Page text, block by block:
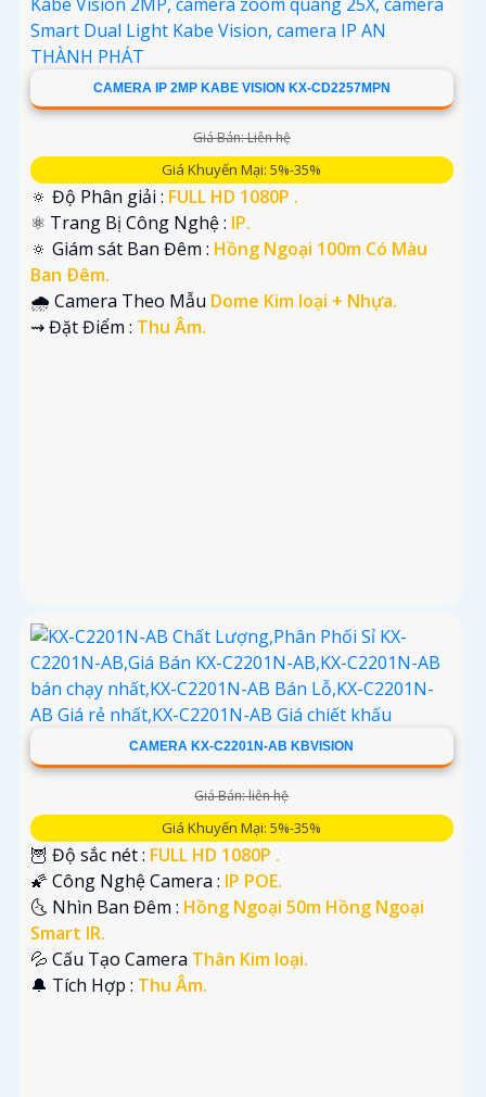
CAMERA IP 2MP KABE VISION KX-CD2257MPN
Giá Bán: Liên hệ
Giá Khuyến Mại: 5%-35%
🔅 Độ Phân giải : FULL HD 1080P .
⚛️ Trang Bị Công Nghệ : IP.
🔅 Giám sát Ban Đêm : Hồng Ngoại 100m Có Màu
Ban Ðêm.
🌧️ Camera Theo Mẫu Dome Kim loại + Nhựa.
️⇝ Đặt Điểm : Thu Âm.
CAMERA KX-C2201N-AB KBVISION
Giá Bán: liên hệ
Giá Khuyến Mại: 5%-35%
🦉 Độ sắc nét : FULL HD 1080P .
🌠 Công Nghệ Camera : IP POE.
🌜 Nhìn Ban Đêm : Hồng Ngoại 50m Hồng Ngoại
Smart IR.
💦 Cấu Tạo Camera Thân Kim loại.
️🔔 Tích Hợp : Thu Âm.